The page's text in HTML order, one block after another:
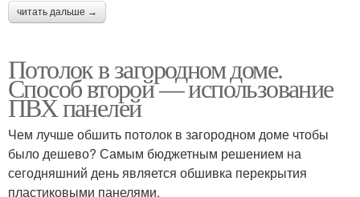
читать дальше →
Потолок в загородном доме.
Способ второй — использование
ПВХ панелей
Чем лучше обшить потолок в загородном доме чтобы
было дешево? Самым бюджетным решением на
сегодняшний день является обшивка перекрытия
пластиковыми панелями.